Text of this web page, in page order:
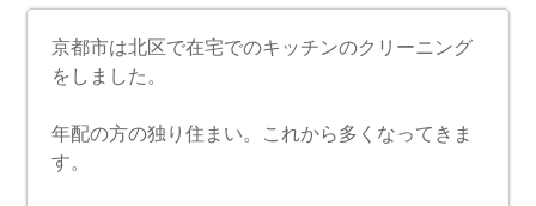
京都市は北区で在宅でのキッチンのクリーニング
をしました。
年配の方の独り住まい。これから多くなってきま
す。